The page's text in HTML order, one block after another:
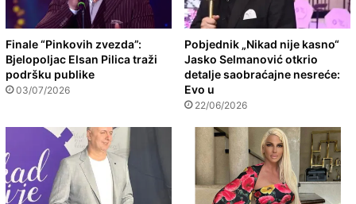
Finale “Pinkovih zvezda”:
Bjelopoljac Elsan Pilica traži
podršku publike
03/07/2026
Pobjednik „Nikad nije kasno“
Jasko Selmanović otkrio
detalje saobraćajne nesreće:
Evo u
22/06/2026